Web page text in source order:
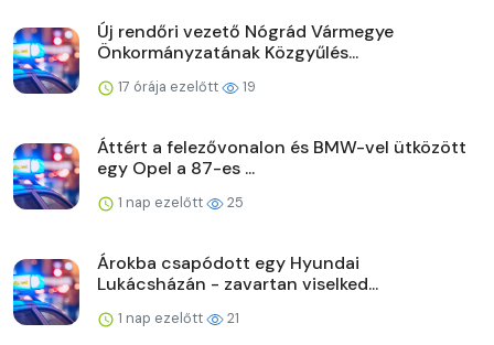
Új rendőri vezető Nógrád Vármegye
Önkormányzatának Közgyűlés...
17 órája ezelőtt 19
Áttért a felezővonalon és BMW-vel ütközött
egy Opel a 87-es ...
1 nap ezelőtt 25
Árokba csapódott egy Hyundai
Lukácsházán - zavartan viselked...
1 nap ezelőtt 21